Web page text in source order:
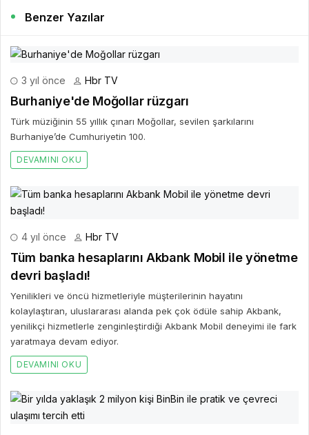
Benzer Yazılar
3 yıl önce Hbr TV
Burhaniye'de Moğollar rüzgarı
Türk müziğinin 55 yıllık çınarı Moğollar, sevilen şarkılarını
Burhaniye’de Cumhuriyetin 100.
DEVAMINI OKU
4 yıl önce Hbr TV
Tüm banka hesaplarını Akbank Mobil ile yönetme
devri başladı!
Yenilikleri ve öncü hizmetleriyle müşterilerinin hayatını
kolaylaştıran, uluslararası alanda pek çok ödüle sahip Akbank,
yenilikçi hizmetlerle zenginleştirdiği Akbank Mobil deneyimi ile fark
yaratmaya devam ediyor.
DEVAMINI OKU